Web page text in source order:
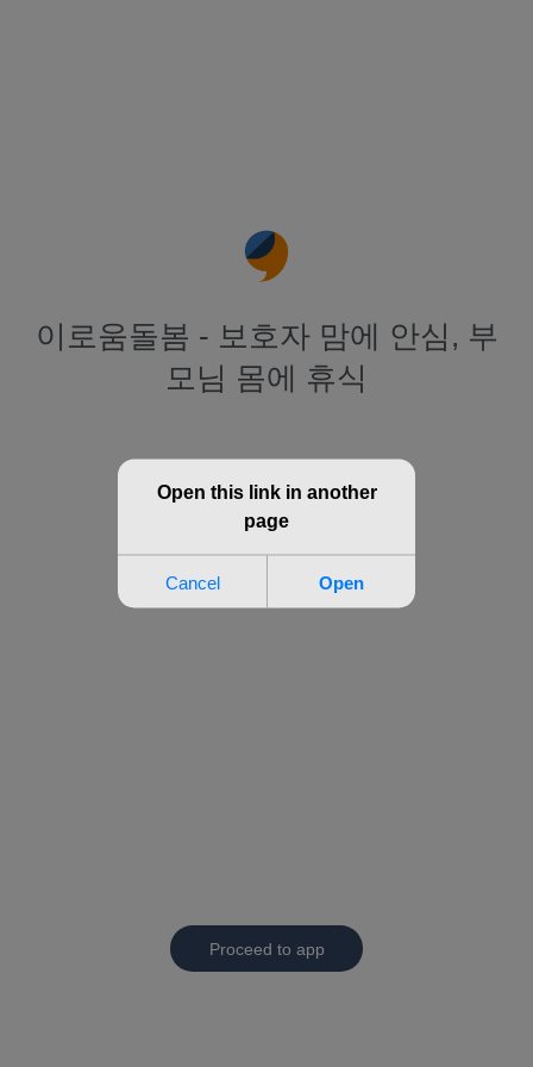
이로움돌봄 - 보호자 맘에 안심, 부
모님 몸에 휴식
Proceed to app